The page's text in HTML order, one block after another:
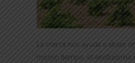
La marca nos ayuda a atraer
mismo tiempo, el enoturismo